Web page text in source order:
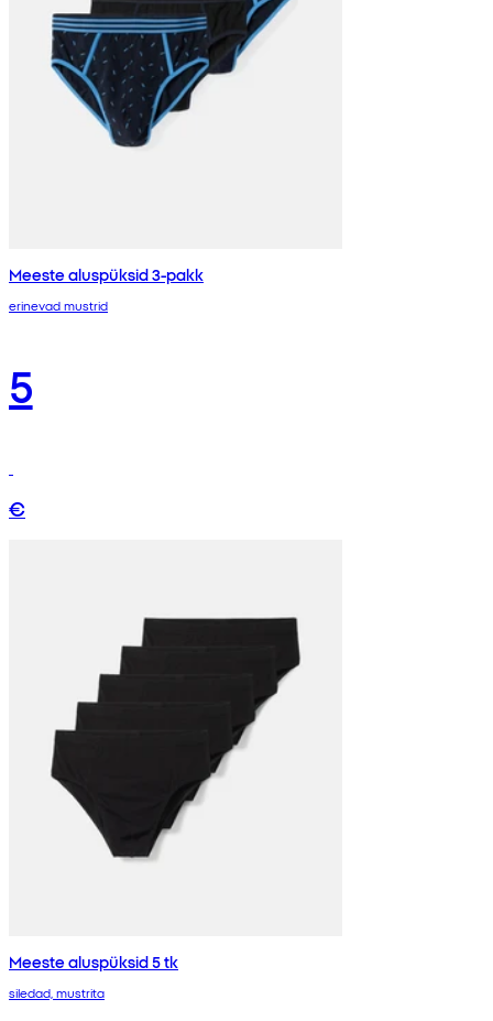
Meeste aluspüksid 3-pakk
erinevad mustrid
5
€
Meeste aluspüksid 5 tk
siledad, mustrita